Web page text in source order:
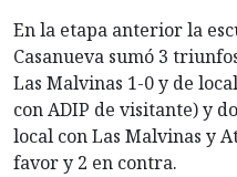
En la etapa anterior la
Casanueva sumó 3
Las Malvinas 1-0 y de
con ADIP de visitante) y
local con Las Malvinas y
favor y 2 en contra.